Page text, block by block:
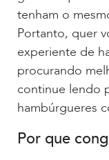
tenham o
Portanto, quer
experiente de
procurando
continue lendo
hambúrgueres
Por que